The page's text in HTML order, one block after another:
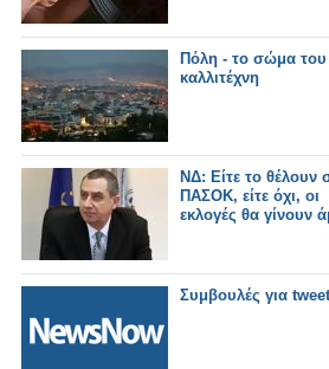
Πόλη - το σώμα του
καλλιτέχνη
ΝΔ: Είτε το θέλουν
ΠΑΣΟΚ, είτε όχι, οι
εκλογές θα γίνουν
Συμβουλές για